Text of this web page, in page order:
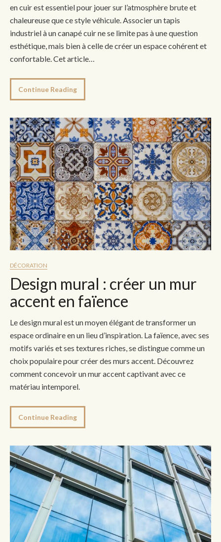
en cuir est essentiel pour jouer sur l’atmosphère brute et
chaleureuse que ce style véhicule. Associer un tapis
industriel à un canapé cuir ne se limite pas à une question
esthétique, mais bien à celle de créer un espace cohérent et
confortable. Cet article…
Continue Reading
DÉCORATION
Design mural : créer un mur
accent en faïence
Le design mural est un moyen élégant de transformer un
espace ordinaire en un lieu d’inspiration. La faïence, avec ses
motifs variés et ses textures riches, se distingue comme un
choix populaire pour créer des murs accent. Découvrez
comment concevoir un mur accent captivant avec ce
matériau intemporel.
Continue Reading